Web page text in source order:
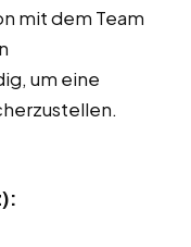
mit dem Team
um eine